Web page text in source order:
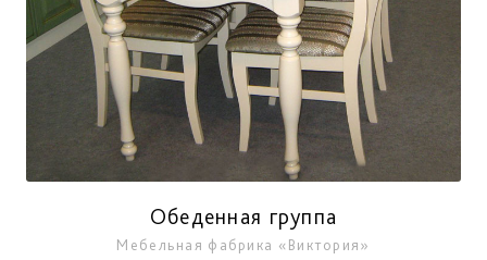
Обеденная группа
Мебельная фабрика «Виктория»